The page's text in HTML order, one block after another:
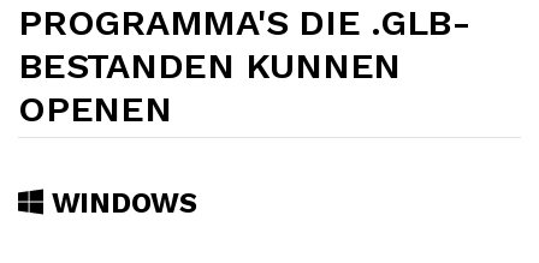
PROGRAMMA'S DIE .GLB-
BESTANDEN KUNNEN
OPENEN
WINDOWS